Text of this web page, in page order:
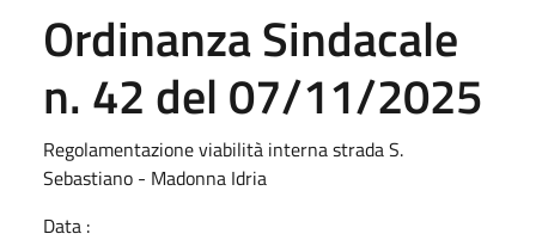
Ordinanza Sindacale
n. 42 del 07/11/2025
Regolamentazione viabilità interna strada S.
Sebastiano - Madonna Idria
Data :